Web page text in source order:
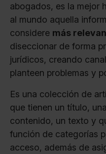
abogados, es la mejor
al mundo aquella
considere más
diseccionar de forma
jurídicos, creando
planteen problemas y
Es una colección de
que tienen un título,
contenido, un texto y
función de categorías
acceso, además de